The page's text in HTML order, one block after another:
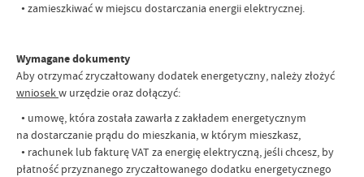
• zamieszkiwać w miejscu dostarczania energii elektrycznej.
Wymagane dokumenty
Aby otrzymać zryczałtowany dodatek energetyczny, należy złożyć
wniosekw urzędzie oraz dołączyć:
• umowę, która została zawarła z zakładem energetycznym
na dostarczanie prądu do mieszkania, w którym mieszkasz,
• rachunek lub fakturę VAT za energię elektryczną, jeśli chcesz, by
płatność przyznanego zryczałtowanego dodatku energetycznego